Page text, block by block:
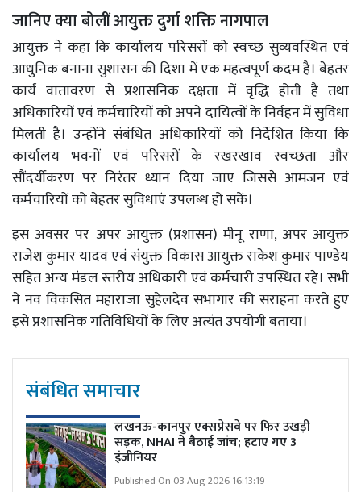
जानिए क्या बोलीं आयुक्त दुर्गा शक्ति नागपाल
आयुक्त ने कहा कि कार्यालय परिसरों को स्वच्छ सुव्यवस्थित एवं
आधुनिक बनाना सुशासन की दिशा में एक महत्वपूर्ण कदम है। बेहतर
कार्य वातावरण से प्रशासनिक दक्षता में वृद्धि होती है तथा
अधिकारियों एवं कर्मचारियों को अपने दायित्वों के निर्वहन में सुविधा
मिलती है। उन्होंने संबंधित अधिकारियों को निर्देशित किया कि
कार्यालय भवनों एवं परिसरों के रखरखाव स्वच्छता और
सौंदर्यीकरण पर निरंतर ध्यान दिया जाए जिससे आमजन एवं
कर्मचारियों को बेहतर सुविधाएं उपलब्ध हो सकें।
इस अवसर पर अपर आयुक्त (प्रशासन) मीनू राणा, अपर आयुक्त
राजेश कुमार यादव एवं संयुक्त विकास आयुक्त राकेश कुमार पाण्डेय
सहित अन्य मंडल स्तरीय अधिकारी एवं कर्मचारी उपस्थित रहे। सभी
ने नव विकसित महाराजा सुहेलदेव सभागार की सराहना करते हुए
इसे प्रशासनिक गतिविधियों के लिए अत्यंत उपयोगी बताया।
संबंधित समाचार
लखनऊ-कानपुर एक्सप्रेसवे पर फिर उखड़ी
सड़क, NHAI ने बैठाई जांच; हटाए गए 3
इंजीनियर
Published On 03 Aug 2026 16:13:19